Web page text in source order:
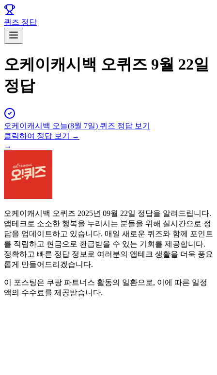
퀴즈 정답
오케이캐시백 오퀴즈 9월 22일
정답
오케이캐시백 오늘(8월 7일) 퀴즈 정답 보기
클릭하여 정답 보기 →
→
오케이캐시백 오퀴즈 2025년 09월 22일 정답을 알려드립니다.
앱테크로 소소한 행복을 누리시는 분들을 위해 실시간으로 정
답을 업데이트하고 있습니다. 매일 새로운 퀴즈와 함께 포인트
를 적립하고 현금으로 환급받을 수 있는 기회를 제공합니다.
정확하고 빠른 정답 정보로 여러분의 앱테크 생활을 더욱 풍요
롭게 만들어드리겠습니다.
이 포스팅은 쿠팡 파트너스 활동의 일환으로, 이에 따른 일정
액의 수수료를 제공받습니다.